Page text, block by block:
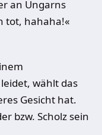
an Ungarns
tot, hahaha!«
wählt das
Gesicht hat.
bzw. Scholz sein